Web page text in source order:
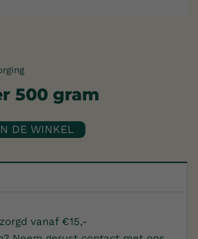
500 gram
vanaf €15,-